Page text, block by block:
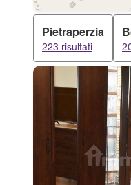
Pietraperzia
223 risultati